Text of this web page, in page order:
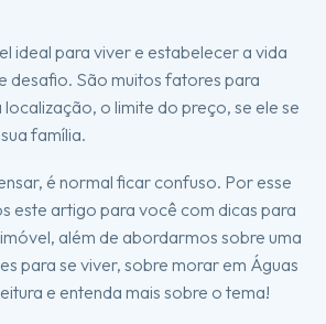
ideal para viver e estabelecer a vida
desafio. São muitos fatores para
o limite do preço, se ele se
família.
é normal ficar confuso. Por esse
este artigo para você com dicas para
além de abordarmos sobre uma
para se viver, sobre morar em Águas
e entenda mais sobre o tema!